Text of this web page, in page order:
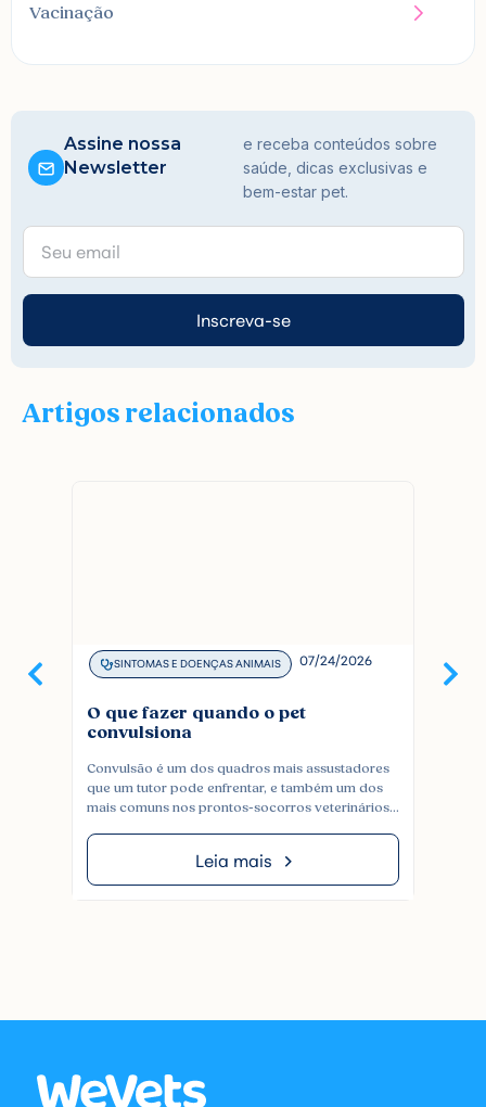
Vacinação
Assine nossa
Newsletter
e receba conteúdos sobre
saúde, dicas exclusivas e
bem-estar pet.
Inscreva-se
Artigos relacionados
SINTOMAS E DOENÇAS ANIMAIS 07/24/2026
O que fazer quando o pet
convulsiona
Convulsão é um dos quadros mais assustadores
que um tutor pode enfrentar, e também um dos
mais comuns nos prontos-socorros veterinários.
idade, por causas que vão de epilepsia a uma
intoxicação, e costuma vir sem aviso. Entender o
que está acontecendo com o pet, saber o que […]
Leia mais